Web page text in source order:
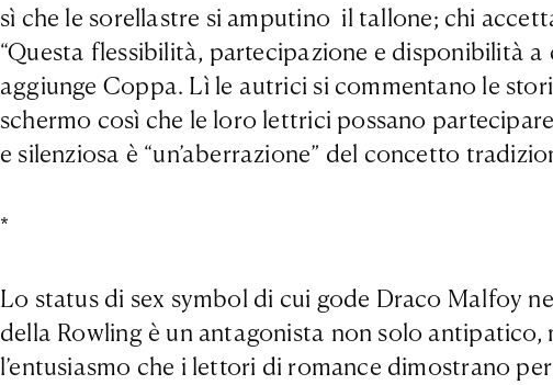
sì che le sorellastre si amputino il tallone; chi
“Questa flessibilità, partecipazione e disponibilità
aggiunge Coppa. Lì le autrici si commentano le
schermo così che le loro lettrici possano partecipare
e silenziosa è “un’aberrazione” del concetto
*
Lo status di sex symbol di cui gode Draco Malfoy
della Rowling è un antagonista non solo
l’entusiasmo che i lettori di romance dimostrano